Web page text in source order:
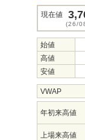
現在値
(26/
始値
高値
安値
VWAP
年初来高値
上場来高値